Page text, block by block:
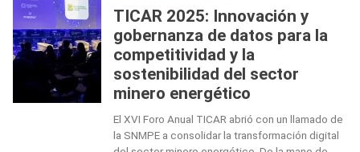
TICAR 2025: Innovación y
gobernanza de datos para la
competitividad y la
sostenibilidad del sector
minero energético
El XVI Foro Anual TICAR abrió con un llamado de
la SNMPE a consolidar la transformación digital